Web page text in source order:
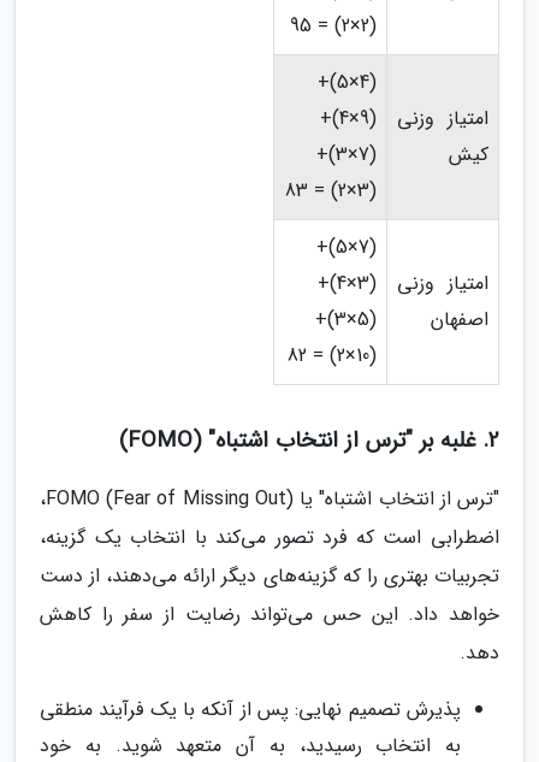
(2×2) = 95
امتیاز وزنی
کیش
(4×5)+
(9×4)+
(7×3)+
(3×2) = 83
امتیاز وزنی
اصفهان
(7×5)+
(3×4)+
(5×3)+
(10×2) = 82
2. غلبه بر "ترس از انتخاب اشتباه" (FOMO)
"ترس از انتخاب اشتباه" یا FOMO (Fear of Missing Out)،
اضطرابی است که فرد تصور می‌کند با انتخاب یک گزینه،
تجربیات بهتری را که گزینه‌های دیگر ارائه می‌دهند، از دست
خواهد داد. این حس می‌تواند رضایت از سفر را کاهش
دهد.
پذیرش تصمیم نهایی: پس از آنکه با یک فرآیند منطقی
به انتخاب رسیدید، به آن متعهد شوید. به خود